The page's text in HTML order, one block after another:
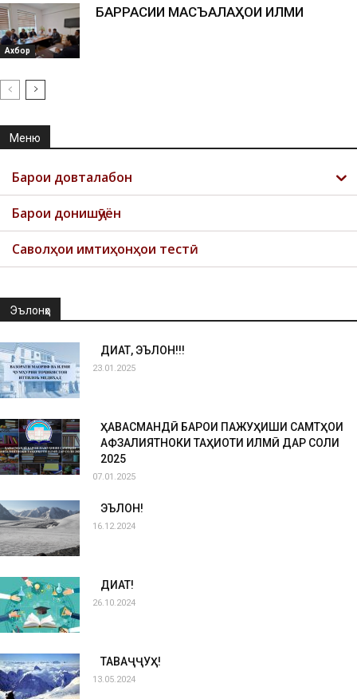
Ахбор
БАРРАСИИ МАСЪАЛАҲОИ ИЛМИ
Меню
Барои довталабон
Барои донишҷӯён
Саволҳои имтиҳонҳои тестӣ
Эълонҳо
ДИҚҚАТ, ЭЪЛОН!!!
23.01.2025
ҲАВАСМАНДӢ БАРОИ ПАЖУҲИШИ САМТҲОИ
АФЗАЛИЯТНОКИ ТАҲҚИҚОТИ ИЛМӢ ДАР СОЛИ
2025
07.01.2025
ЭЪЛОН!
16.12.2024
ДИҚҚАТ!
26.10.2024
ТАВАҶҶУҲ!
13.05.2024